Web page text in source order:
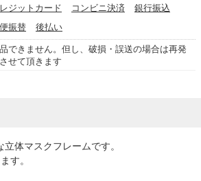
ジットカード コンビニ決済
銀行振込
振替
後払い
できません。但し、破損・誤送の場合は再発
せて頂きます
体マスクフレームです。
す。